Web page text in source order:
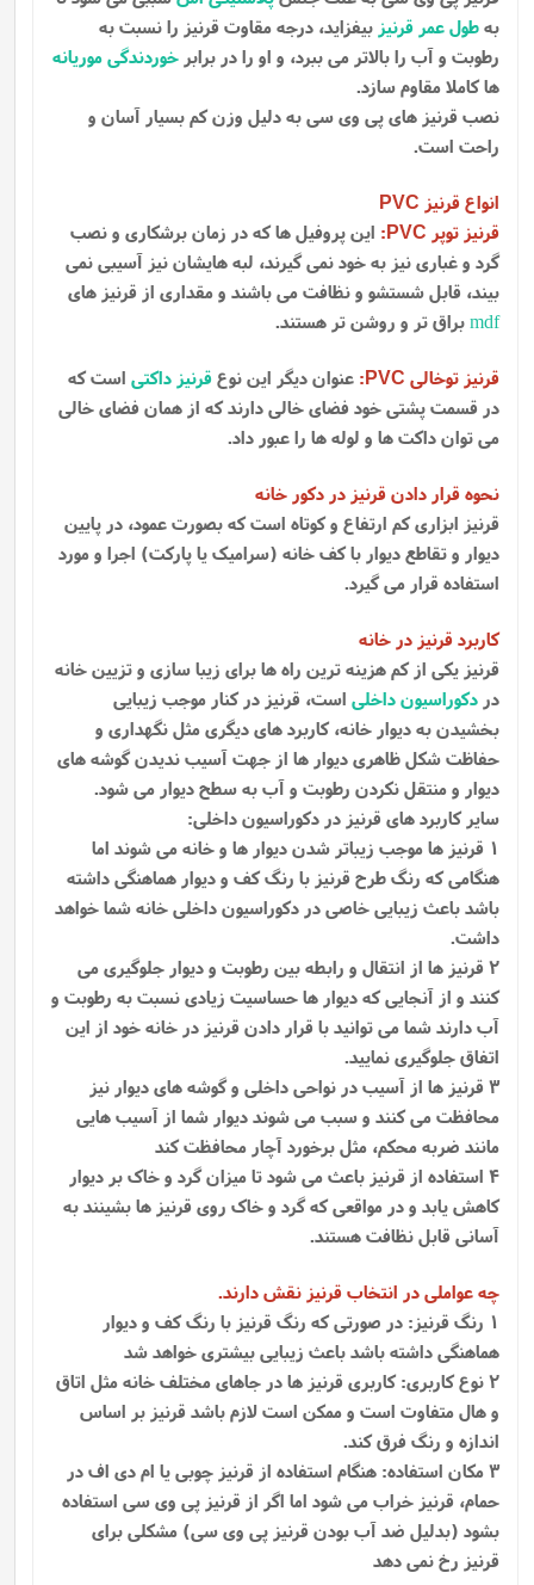
بهطول عمر قرنیز بیفزاید، درجه مقاوت قرنیز را نسبت به
رطوبت و آب را بالاتر می ببرد، و او را در برابر خوردندگی موریانه
ها کاملا مقاوم سازد.
نصب قرنیز های پی وی سی به دلیل وزن کم بسیار آسان و
راحت است.
انواع قرنیز PVC
قرنیز توپر PVC
: این پروفیل ها که در زمان برشکاری و نصب
گرد و غباری نیز به خود نمی گیرند، لبه هایشان نیز آسیبی نمی
بیند، قابل شستشو و نظافت می باشند و مقداری از قرنیز های
mdfبراق تر و روشن تر هستند.
قرنیز توخالی PVC
: عنوان دیگر این نوعقرنیز داکتی است که
در قسمت پشتی خود فضای خالی دارند که از همان فضای خالی
می توان داکت ها و لوله ها را عبور داد.
نحوه قرار دادن قرنیز در دکور خانه
قرنیز ابزاری کم ارتفاع و کوتاه است که بصورت عمود، در پایین
دیوار و تقاطع دیوار با کف خانه (سرامیک یا پارکت) اجرا و مورد
استفاده قرار می گیرد.
کاربرد قرنیز در خانه
قرنیز یکی از کم هزینه ترین راه ها برای زیبا سازی و تزیین خانه
در دکوراسیون داخلی است، قرنیز در کنار موجب زیبایی
بخشیدن به دیوار خانه، کاربرد های دیگری مثل نگهداری و
حفاظت شکل ظاهری دیوار ها از جهت آسیب ندیدن گوشه ‌های
دیوار و منتقل نکردن رطوبت و آب به سطح دیوار می‌ شود.
سایر کاربرد های قرنیز در دکوراسیون داخلی:
1 قرنیز ها موجب زیباتر شدن دیوار ها و خانه می شوند اما
هنگامی که رنگ طرح قرنیز با رنگ کف و دیوار هماهنگی داشته
باشد باعث زیبایی خاصی در دکوراسیون داخلی خانه شما خواهد
داشت.
2 قرنیز ها از انتقال و رابطه بین رطوبت و دیوار جلوگیری می
کنند و از آنجایی که دیوار ها حساسیت زیادی نسبت به رطوبت و
آب دارند شما می توانید با قرار دادن قرنیز در خانه خود از این
اتفاق جلوگیری نمایید.
3 قرنیز ها از آسیب در نواحی داخلی و گوشه های دیوار نیز
محافظت می کنند و سبب می شوند دیوار شما از آسیب هایی
مانند ضربه محکم، مثل برخورد آچار محافظت کند
4 استفاده از قرنیز باعث می شود تا میزان گرد و خاک بر دیوار
کاهش یابد و در مواقعی که گرد و خاک روی قرنیز ها بشینند به
آسانی قابل نظافت هستند.
چه عواملی در انتخاب قرنیز نقش دارند.
1 رنگ قرنیز: در صورتی که رنگ قرنیز با رنگ کف و دیوار
هماهنگی داشته باشد باعث زیبایی بیشتری خواهد شد
2 نوع کاربری: کاربری قرنیز ها در جاهای مختلف خانه مثل اتاق
و هال متفاوت است و ممکن است لازم باشد قرنیز بر اساس
اندازه و رنگ فرق کند.
3 مکان استفاده: هنگام استفاده از قرنیز چوبی یا ام دی اف در
حمام، قرنیز خراب می شود اما اگر از قرنیز پی وی سی استفاده
بشود (بدلیل ضد آب بودن قرنیز پی وی سی) مشکلی برای
قرنیز رخ نمی دهد